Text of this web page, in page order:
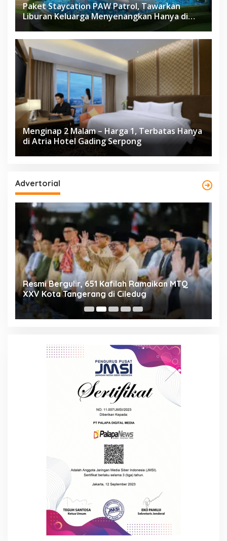
Paket Staycation PAW Patrol, Tawarkan
Liburan Keluarga Menyenangkan Hanya di
Herloom Hotel BSD
Menginap 2 Malam – Harga 1, Terbatas Hanya
di Atria Hotel Gading Serpong
Advertorial
Resmi Bergulir, 651 Kafilah Ramaikan MTQ
XXV Kota Tangerang di Ciledug